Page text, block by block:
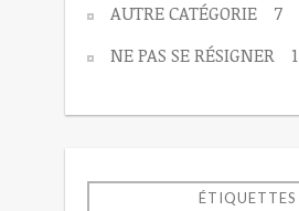
AUTRE CATÉGORIE
7
NE PAS SE RÉSIGNER
1
ÉTIQUETTES